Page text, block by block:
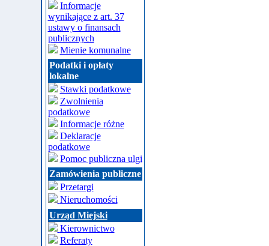
Informacje
wynikające z art. 37
ustawy o finansach
publicznych
Mienie komunalne
Podatki i opłaty
lokalne
Stawki podatkowe
Zwolnienia
podatkowe
Informacje różne
Deklaracje
podatkowe
Pomoc publiczna ulgi
Zamówienia publiczne
Przetargi
Nieruchomości
Urząd Miejski
Kierownictwo
Referaty